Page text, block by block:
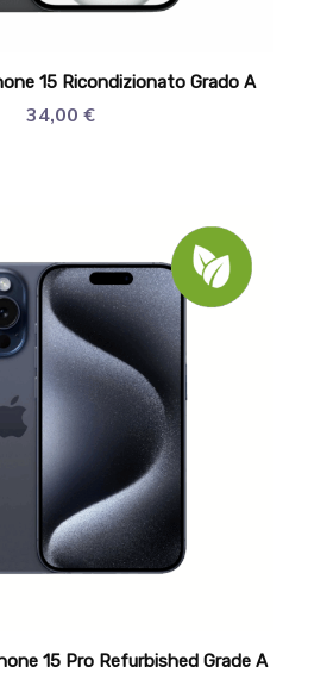
15 Ricondizionato Grado A
34,00 €
15 Pro Refurbished Grade A